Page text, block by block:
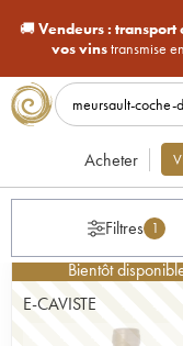
🚚Vendeurs : transport
vos vinstransmise
Acheter
Filtres 1
Bientôt
E-CAVISTE